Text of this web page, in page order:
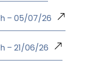
– 05/07/26
– 21/06/26